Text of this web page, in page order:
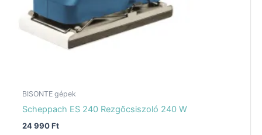
BISONTE gépek
Scheppach ES 240 Rezgőcsiszoló 240 W
24 990Ft